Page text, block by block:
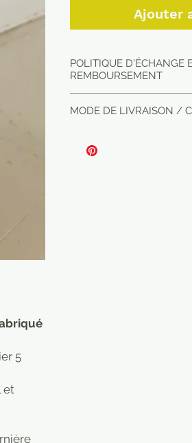
5
et
Ajouter
POLITIQUE D'ÉCHANGE
REMBOURSEMENT
dans le point relais le
MODE DE LIVRAISON /